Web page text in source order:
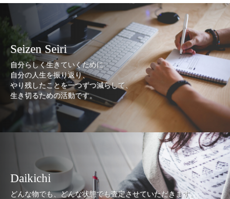
Seizen Seiri
自分らしく生きていくために
自分の人生を振り返り、
やり残したことを一つずつ減らして、
生き切るための活動です。
Daikichi
どんな物でも、どんな状態でも査定させていただきます。